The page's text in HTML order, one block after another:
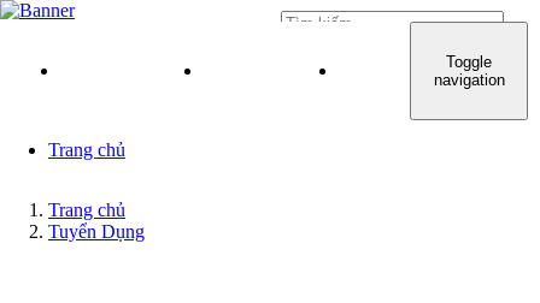
QUY TRÌNH KHÁM
Toggle
navigation
Trang chủ
Trang chủ
Tuyển Dụng